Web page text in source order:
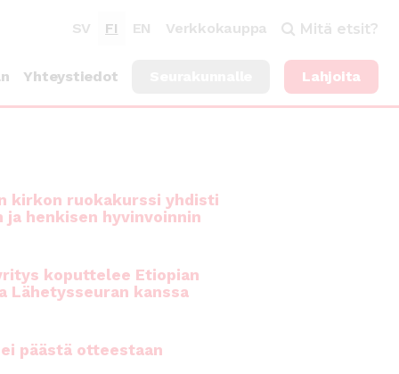
SV FI EN Verkkokauppa Mitä etsit?
Yhteystiedot Lahjoita
kirkon ruokakurssi yhdisti
ja henkisen hyvinvoinnin
koputtelee Etiopian
Lähetysseuran kanssa
päästä otteestaan